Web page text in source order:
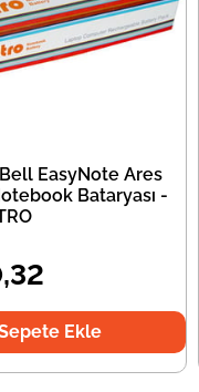
EasyNote Ares
Bataryası -
Ekle